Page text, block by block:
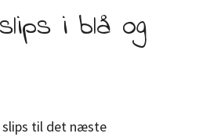
i blå og
til det næste